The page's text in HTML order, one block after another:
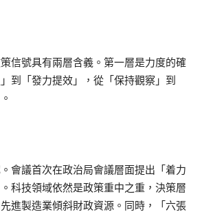
信號具有兩層含義。第一層是力度的確
到「發力提效」，從「保持觀察」到
會議首次在政治局會議層面提出「着力
科技領域依然是政策重中之重，決策層
進製造業傾斜財政資源。同時，「六張